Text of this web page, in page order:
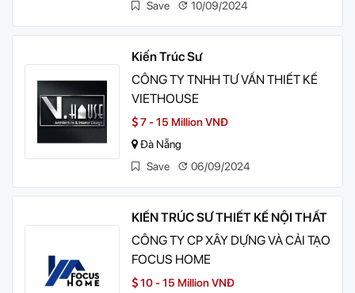
Save 10/09/2024
Kiến Trúc Sư
CÔNG TY TNHH TƯ VẤN THIẾT KẾ
VIETHOUSE
7 - 15 Million VNĐ
Đà Nẵng
Save
06/09/2024
KIẾN TRÚC SƯ THIẾT KẾ NỘI THẤT
CÔNG TY CP XÂY DỰNG VÀ CẢI TẠO
FOCUS HOME
10 - 15 Million VNĐ